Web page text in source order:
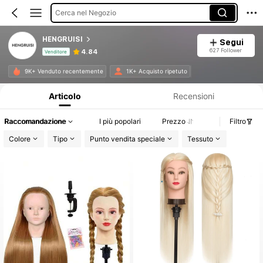
Cerca nel Negozio
HENGRUISI
Venditore 4.84
Segui
627 Follower
9K+ Venduto recentemente 1K+ Acquisto ripetuto
Articolo Recensioni
Raccomandazione I più popolari Prezzo
Filtro
Colore
Tipo Punto vendita speciale Tessuto
#5 Miglior Valutato